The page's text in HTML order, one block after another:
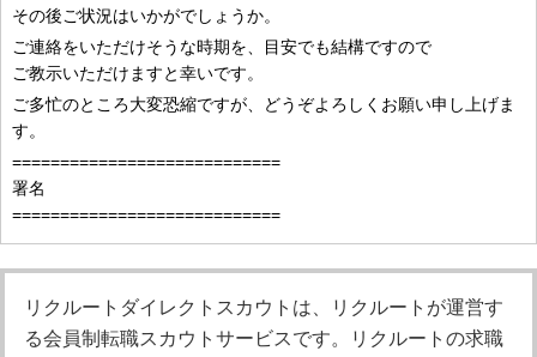
その後ご状況はいかがでしょうか。
ご連絡をいただけそうな時期を、目安でも結構ですので
ご教示いただけますと幸いです。
ご多忙のところ大変恐縮ですが、どうぞよろしくお願い申し上げま
す。
============================
署名
============================
リクルートダイレクトスカウト は、リクルートが運営す
る会員制転職スカウトサービスです。リクルートの求職